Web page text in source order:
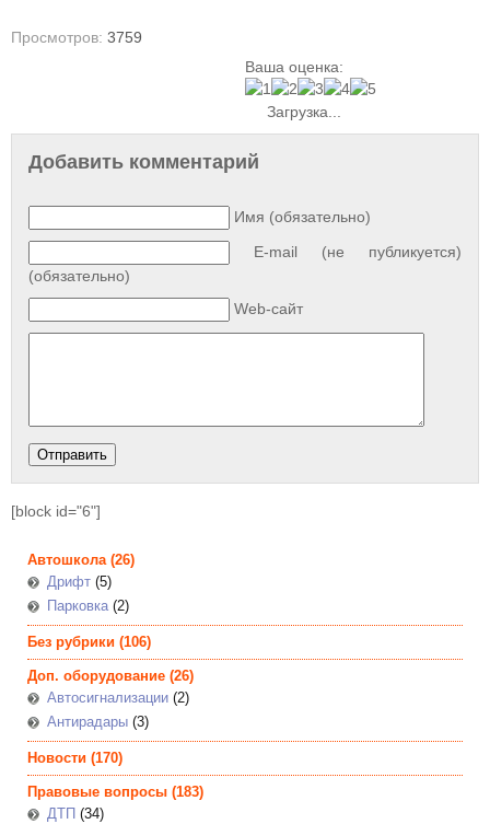
Просмотров: 3759
Ваша оценка:
Загрузка...
Добавить комментарий
Имя (обязательно)
E-mail (не публикуется)
(обязательно)
Web-сайт
[block id="6"]
Автошкола(26)
Дрифт (5)
Парковка(2)
Без рубрики (106)
Доп. оборудование (26)
Автосигнализации (2)
Антирадары (3)
Новости (170)
Правовые вопросы (183)
ДТП (34)